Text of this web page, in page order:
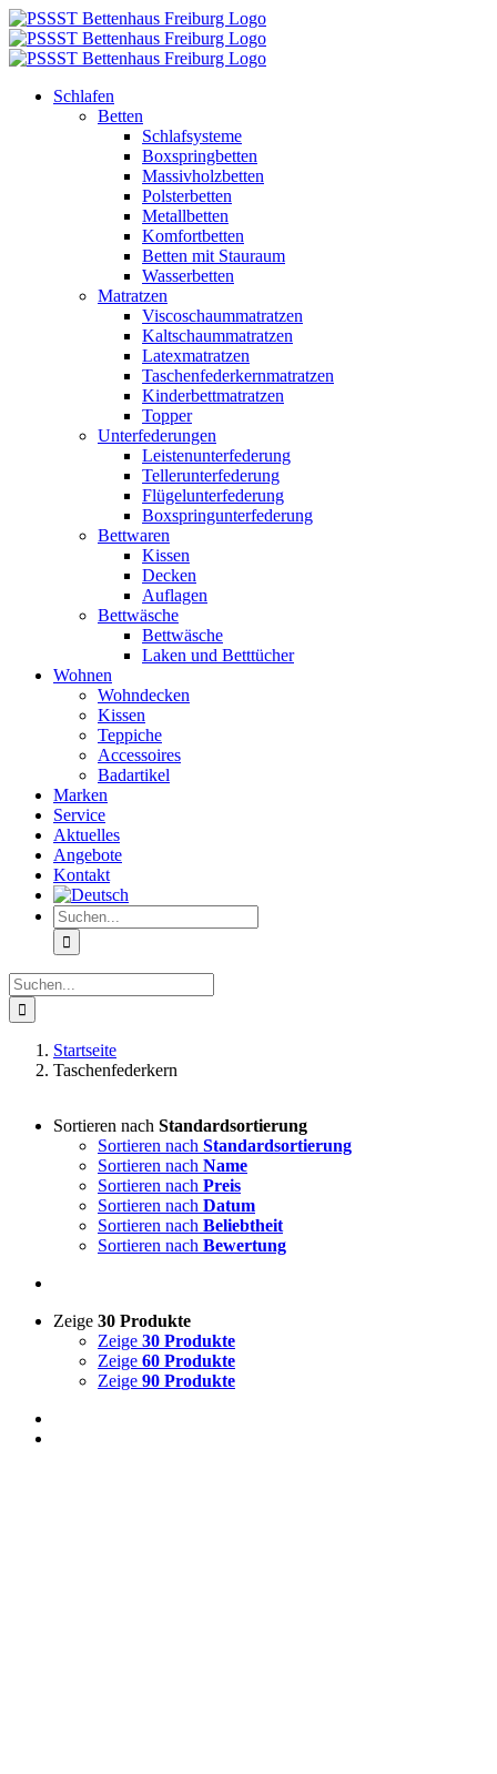
Zum
Inhalt
springen
Schlafen
Betten
Schlafsysteme
Boxspringbetten
Massivholzbetten
Polsterbetten
Metallbetten
Komfortbetten
Betten mit Stauraum
Wasserbetten
Matratzen
Viscoschaummatratzen
Kaltschaummatratzen
Latexmatratzen
Taschenfederkernmatratzen
Kinderbettmatratzen
Topper
Unterfederungen
Leistenunterfederung
Tellerunterfederung
Flügelunterfederung
Boxspringunterfederung
Bettwaren
Kissen
Decken
Auflagen
Bettwäsche
Bettwäsche
Laken und Betttücher
Wohnen
Wohndecken
Kissen
Teppiche
Accessoires
Badartikel
Marken
Service
Aktuelles
Angebote
Kontakt
Suche
nach:
Suche
nach:
Startseite
Taschenfederkern
Sortieren nach Standardsortierung
Sortieren nach Standardsortierung
Sortieren nach Name
Sortieren nach Preis
Sortieren nach Datum
Sortieren nach Beliebtheit
Sortieren nach Bewertung
Zeige 30 Produkte
Zeige 30 Produkte
Zeige 60 Produkte
Zeige 90 Produkte